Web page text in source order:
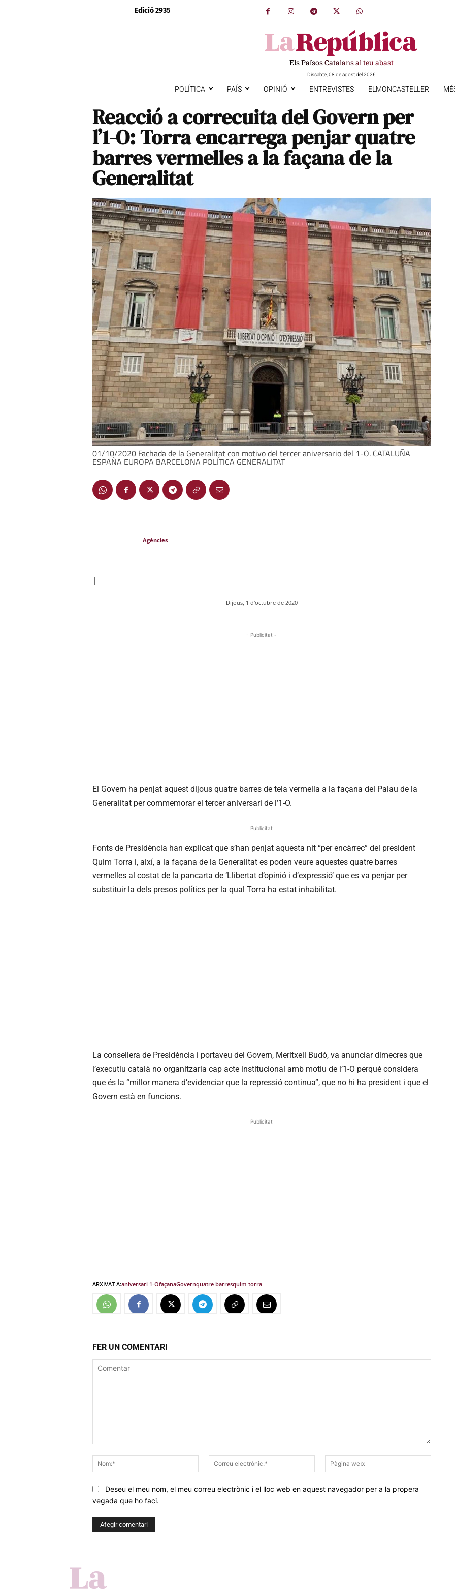
Edició 2935
Els Països Catalans al teu abast
Dissabte, 08 de agost del 2026
POLÍTICA PAÍS OPINIÓ ENTREVISTES ELMONCASTELLER
Reacció a correcuita del Govern per
l’1-O: Torra encarrega penjar quatre
barres vermelles a la façana de la
Generalitat
01/10/2020 Fachada de la Generalitat con motivo del tercer aniversario del 1-O. CATALUÑA
ESPAÑA EUROPA BARCELONA POLÍTICA GENERALITAT
Agències
|
Dijous, 1 d'octubre de 2020
- Publicitat -
El Govern ha penjat aquest dijous quatre barres de tela vermella a la façana del Palau de la
Generalitat per commemorar el tercer aniversari de l’1-O.
Publicitat
Fonts de Presidència han explicat que s’han penjat aquesta nit “per encàrrec” del president
Quim Torra i, així, a la façana de la Generalitat es poden veure aquestes quatre barres
vermelles al costat de la pancarta de ‘Llibertat d’opinió i d’expressió’ que es va penjar per
substituir la dels presos polítics per la qual Torra ha estat inhabilitat.
La consellera de Presidència i portaveu del Govern, Meritxell Budó, va anunciar dimecres que
l’executiu català no organitzaria cap acte institucional amb motiu de l’1-O perquè considera
que és la “millor manera d’evidenciar que la repressió continua”, que no hi ha president i que el
Govern està en funcions.
Publicitat
ARXIVAT A:aniversari 1-OfaçanaGovernquatre barresquim torra
FER UN COMENTARI
Nom:*
Correu
electrònic:*
web:
Deseu el meu nom, el meu correu electrònic i el lloc web en aquest navegador per a la propera
vegada que ho faci.